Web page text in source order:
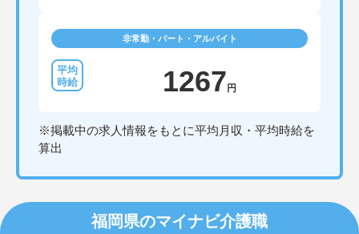
非常勤・パート・アルバイト
1267 円
※掲載中の求人情報をもとに平均月収・平均時給を
算出
福岡県のマイナビ介護職